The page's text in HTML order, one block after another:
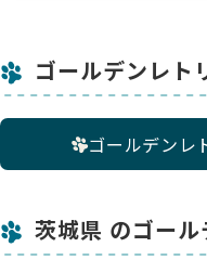
ゴールデンレト
ゴールデンレ
茨城県 のゴー